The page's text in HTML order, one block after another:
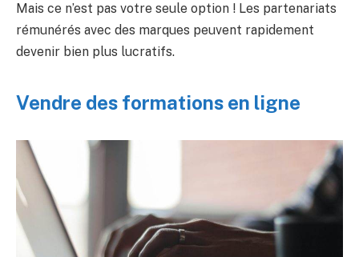
Mais ce n’est pas votre seule option ! Les partenariats
rémunérés avec des marques peuvent rapidement
devenir bien plus lucratifs.
Vendre des formations en ligne